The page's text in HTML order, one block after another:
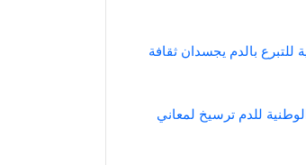
للتبرع بالدم يجسدان ثقافة
للدم ترسيخ لمعاني